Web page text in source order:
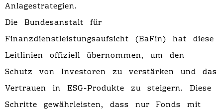
Anlagestrategien.
Die Bundesanstalt für
Finanzdienstleistungsaufsicht (BaFin) hat diese
Leitlinien offiziell übernommen, um den
Schutz von Investoren zu verstärken und das
Vertrauen in ESG-Produkte zu steigern. Diese
Schritte gewährleisten, dass nur Fonds mit